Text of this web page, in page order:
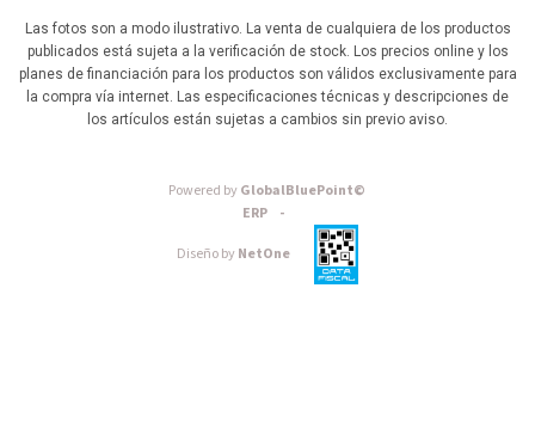
Las fotos son a modo ilustrativo. La venta de cualquiera de los productos
publicados está sujeta a la verificación de stock. Los precios online y los
planes de financiación para los productos son válidos exclusivamente para
la compra vía internet. Las especificaciones técnicas y descripciones de
los artículos están sujetas a cambios sin previo aviso.
Powered byGlobalBluePoint©
ERP -
Diseño byNetOne